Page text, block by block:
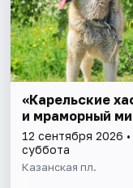
«Карельские
и мраморный
12 сентября 2026 •
суббота
Казанская пл.